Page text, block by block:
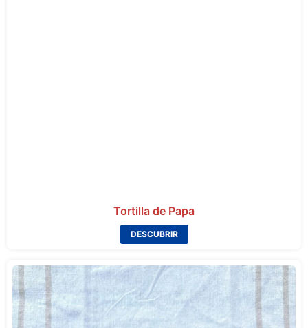
Tortilla de Papa
DESCUBRIR